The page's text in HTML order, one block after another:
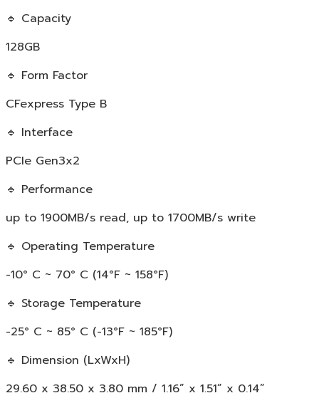
🔹 Capacity
128GB
🔹 Form Factor
CFexpress Type B
🔹 Interface
PCIe Gen3x2
🔹 Performance
up to 1900MB/s read, up to 1700MB/s write
🔹 Operating Temperature
-10° C ~ 70° C (14°F ~ 158°F)
🔹 Storage Temperature
-25° C ~ 85° C (-13°F ~ 185°F)
🔹 Dimension (LxWxH)
29.60 x 38.50 x 3.80 mm / 1.16” x 1.51” x 0.14”